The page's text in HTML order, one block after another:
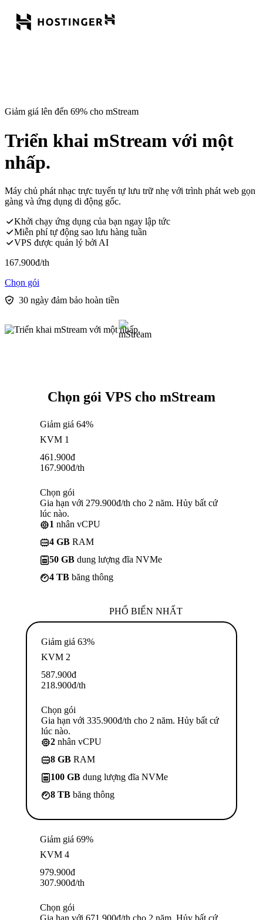
Giảm giá lên đến 69% cho mStream
Triển khai mStream với một
nhấp.
Máy chủ phát nhạc trực tuyến tự lưu trữ nhẹ với trình phát web gọn
gàng và ứng dụng di động gốc.
Khởi chạy ứng dụng của bạn ngay lập tức
Miễn phí tự động sao lưu hàng tuần
VPS được quản lý bởi AI
167.900đ/th
Chọn gói
30 ngày đảm bảo hoàn tiền
Chọn gói VPS cho mStream
Giảm giá 64%
KVM 1
461.900đ
167.900đ/th
Chọn gói
Gia hạn với 279.900đ/th cho 2 năm. Hủy bất cứ
lúc nào.
1 nhân vCPU
4 GB RAM
50 GB dung lượng đĩa NVMe
4 TB băng thông
PHỔ BIẾN NHẤT
Giảm giá 63%
KVM 2
587.900đ
218.900đ/th
Chọn gói
Gia hạn với 335.900đ/th cho 2 năm. Hủy bất cứ
lúc nào.
2 nhân vCPU
8 GB RAM
100 GB dung lượng đĩa NVMe
8 TB băng thông
Giảm giá 69%
KVM 4
979.900đ
307.900đ/th
Chọn gói